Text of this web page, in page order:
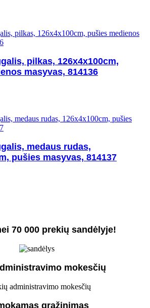
pilkas, 126x4x100cm,
masyvas, 814136
medaus rudas,
pušies masyvas, 814137
70 000 prekių sandėlyje!
mokesčių
grąžinimas